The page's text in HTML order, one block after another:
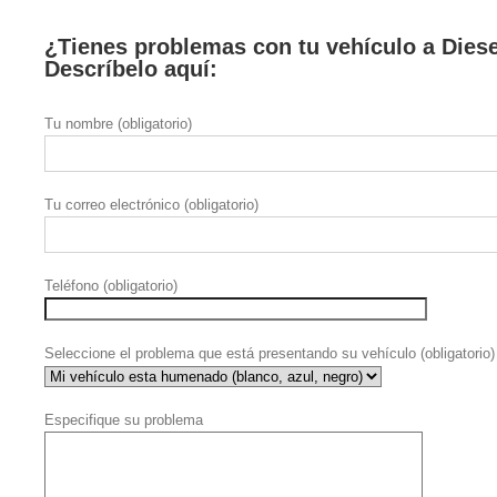
¿Tienes problemas con tu vehículo a
Descríbelo aquí:
Tu nombre (obligatorio)
Tu correo electrónico (obligatorio)
Teléfono (obligatorio)
Seleccione el problema que está presentando su vehículo (obligatorio)
Especifique su problema